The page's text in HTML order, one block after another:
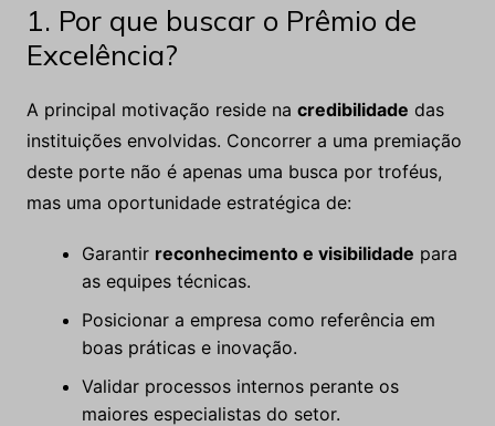
1. Por que buscar o Prêmio de
Excelência?
A principal motivação reside na credibilidade das
instituições envolvidas. Concorrer a uma premiação
deste porte não é apenas uma busca por troféus,
mas uma oportunidade estratégica de:
Garantir reconhecimento e visibilidade para
as equipes técnicas.
Posicionar a empresa como referência em
boas práticas e inovação.
Validar processos internos perante os
maiores especialistas do setor.